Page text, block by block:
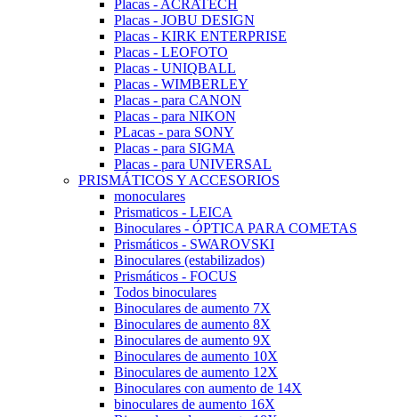
Placas - ACRATECH
Placas - JOBU DESIGN
Placas - KIRK ENTERPRISE
Placas - LEOFOTO
Placas - UNIQBALL
Placas - WIMBERLEY
Placas - para CANON
Placas - para NIKON
PLacas - para SONY
Placas - para SIGMA
Placas - para UNIVERSAL
PRISMÁTICOS Y ACCESORIOS
monoculares
Prismaticos - LEICA
Binoculares - ÓPTICA PARA COMETAS
Prismáticos - SWAROVSKI
Binoculares (estabilizados)
Prismáticos - FOCUS
Todos binoculares
Binoculares de aumento 7X
Binoculares de aumento 8X
Binoculares de aumento 9X
Binoculares de aumento 10X
Binoculares de aumento 12X
Binoculares con aumento de 14X
binoculares de aumento 16X